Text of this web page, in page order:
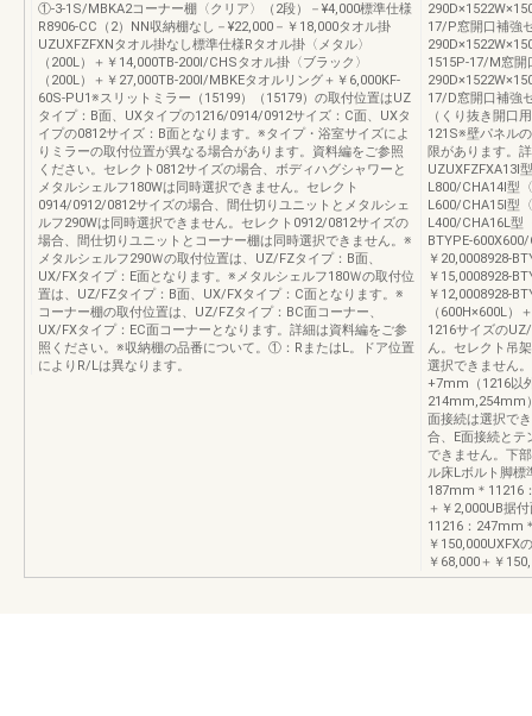
①-3-1S/MBKA2コーナー棚〈クリア〉（2段）－¥4,000標準仕様
R8906-CC（2）NN収納棚なし－¥22,000－￥18,000タオル掛
UZUXFZFXNタオル掛なし標準仕様Rタオル掛〈メタル〉
（200L）＋￥14,000TB-200Ⅰ/CHSタオル掛〈ブラック〉
（200L）＋￥27,000TB-200Ⅰ/MBKEタオルリング＋￥6,000KF-
60S-PU1※スリットミラー（15199）（15179）の取付位置はUZ
タイプ：B面、UXタイプの1216/0914/0912サイズ：C面、UXタ
イプの0812サイズ：B面となります。※タイプ・浴室サイズによ
りミラーの取付位置が異なる場合があります。資料編をご参照
ください。セレクト0812サイズの場合、ボディハグシャワーと
メタルシェルフ180Wは同時選択できません。セレクト
0914/0912/0812サイズの場合、間仕切りユニットとメタルシェ
ルフ290Wは同時選択できません。セレクト0912/0812サイズの
場合、間仕切りユニットとコーナー棚は同時選択できません。※
メタルシェルフ290Ｗの取付位置は、UZ/FZタイプ：B面、
UX/FXタイプ：E面となります。※メタルシェルフ180Ｗの取付位
置は、UZ/FZタイプ：B面、UX/FXタイプ：C面となります。※
コーナー棚の取付位置は、UZ/FZタイプ：BC面コーナー、
UX/FXタイプ：EC面コーナーとなります。詳細は資料編をご参
照ください。※収納棚の品番について。①：RまたはL。ドア位置
によりR/Lは異なります。
17/P窓開口補強
1515P-17/M窓開
17/D窓開口補強
（くり抜き開口
121S※壁パネル
限があります。
UZUXFZFXA13Ⅰ
L800/CHA14Ⅰ型
L600/CHA15Ⅰ型
L400/CHA16L型
BTYPE-
￥20,0008928-
￥15,0008928-
￥12,0008928-
（600H×600L）
1216サイズの
ん。セレクト吊
選択できません
+7mm（1216以
214mm,254mm
面接続は選択で
合、E面接続と
できません。下
ル床Lボルト脚標
187mm＊11216
＋￥2,000UB据
11216：247mm
￥150,000UXFX
￥68,000＋￥